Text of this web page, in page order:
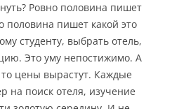
Ровно половина пишет
половина пишет какой это
студенту, выбрать отель,
Это уму непостижимо. А
цены вырастут. Каждые
на поиск отеля, изучение